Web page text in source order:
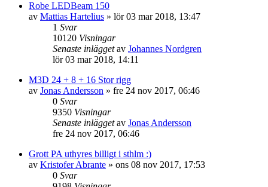
Robe LEDBeam 150
av Mattias Hartelius » lör 03 mar 2018, 13:47
1 Svar
10120 Visningar
Senaste inläggetav Johannes Nordgren
lör 03 mar 2018, 14:11
M3D 24 + 8 + 16 Stor rigg
av Jonas Andersson » fre 24 nov 2017, 06:46
0 Svar
9350 Visningar
Senaste inläggetav Jonas Andersson
fre 24 nov 2017, 06:46
Grott PA uthyres billigt i sthlm :)
av Kristofer Abrante » ons 08 nov 2017, 17:53
0 Svar